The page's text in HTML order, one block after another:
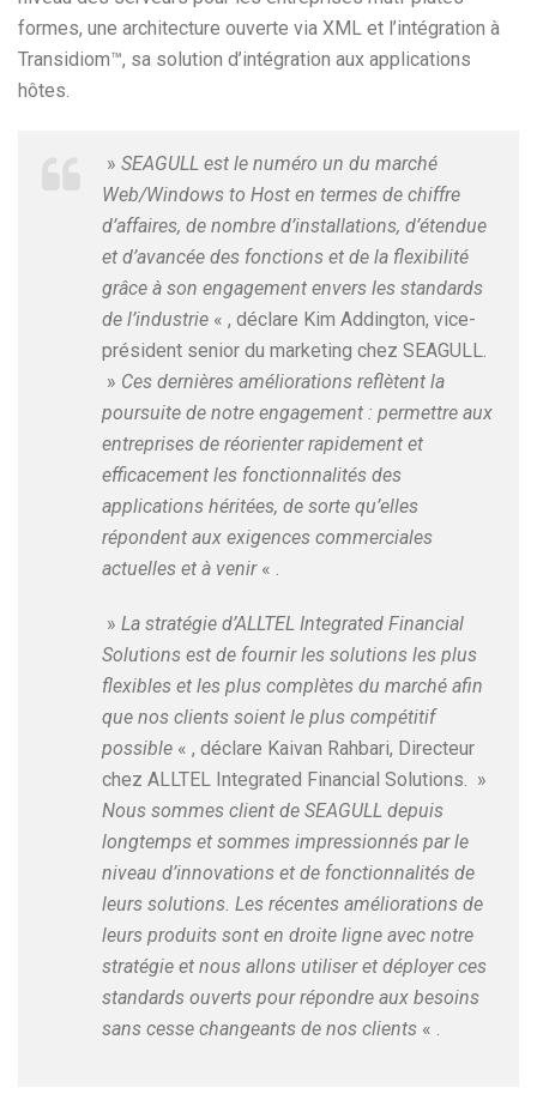
formes, une architecture ouverte via XML et l’intégration à
Transidiom™, sa solution d’intégration aux applications
hôtes.
» SEAGULL est le numéro un du marché
Web/Windows to Host en termes de chiffre
d’affaires, de nombre d’installations, d’étendue
et d’avancée des fonctions et de la flexibilité
grâce à son engagement envers les standards
de l’industrie « , déclare Kim Addington, vice-
président senior du marketing chez SEAGULL.
» Ces dernières améliorations reflètent la
poursuite de notre engagement : permettre aux
entreprises de réorienter rapidement et
efficacement les fonctionnalités des
applications héritées, de sorte qu’elles
répondent aux exigences commerciales
actuelles et à venir« .
» La stratégie d’ALLTEL Integrated Financial
Solutions est de fournir les solutions les plus
flexibles et les plus complètes du marché afin
que nos clients soient le plus compétitif
possible « , déclare Kaivan Rahbari, Directeur
chez ALLTEL Integrated Financial Solutions. »
Nous sommes client de SEAGULL depuis
longtemps et sommes impressionnés par le
niveau d’innovations et de fonctionnalités de
leurs solutions. Les récentes améliorations de
leurs produits sont en droite ligne avec notre
stratégie et nous allons utiliser et déployer ces
standards ouverts pour répondre aux besoins
sans cesse changeants de nos clients « .